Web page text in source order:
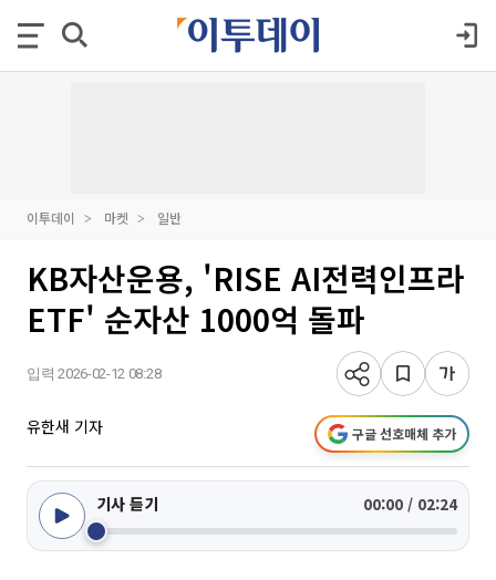
이투데이 마켓 일반
KB자산운용, 'RISE AI전력인프라
ETF' 순자산 1000억 돌파
입력 2026-02-12 08:28
유한새 기자 구글 선호매체 추가
기사 듣기 00:00 / 02:24